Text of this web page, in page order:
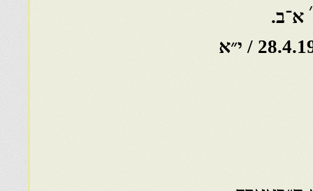
׳ א־ב.
28.4.1912 / י״א